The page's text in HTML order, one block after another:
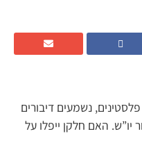
נשמעים דיבורים
יו”ש. האם חלקן ייפלו על